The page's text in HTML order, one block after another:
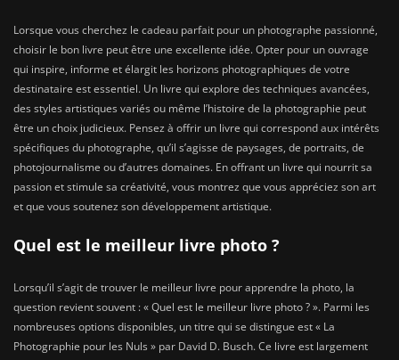
Lorsque vous cherchez le cadeau parfait pour un photographe passionné,
choisir le bon livre peut être une excellente idée. Opter pour un ouvrage
qui inspire, informe et élargit les horizons photographiques de votre
destinataire est essentiel. Un livre qui explore des techniques avancées,
des styles artistiques variés ou même l’histoire de la photographie peut
être un choix judicieux. Pensez à offrir un livre qui correspond aux intérêts
spécifiques du photographe, qu’il s’agisse de paysages, de portraits, de
photojournalisme ou d’autres domaines. En offrant un livre qui nourrit sa
passion et stimule sa créativité, vous montrez que vous appréciez son art
et que vous soutenez son développement artistique.
Quel est le meilleur livre photo ?
Lorsqu’il s’agit de trouver le meilleur livre pour apprendre la photo, la
question revient souvent : « Quel est le meilleur livre photo ? ». Parmi les
nombreuses options disponibles, un titre qui se distingue est « La
Photographie pour les Nuls » par David D. Busch. Ce livre est largement